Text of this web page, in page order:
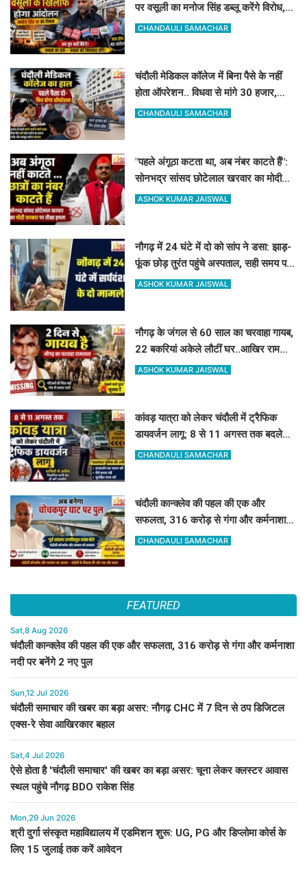
पर वसूली का मनोज सिंह डब्लू करेंगे विरोध,
सोमवार को देंगे धरना
CHANDAULI SAMACHAR
चंदौली मेडिकल कॉलेज में बिना पैसे के नहीं
होता ऑपरेशन.. विधवा से मांगे 30 हजार,
DM-प्रिंसिपल-पूर्व विधायक की पैरवी फेल
CHANDAULI SAMACHAR
"पहले अंगूठा कटता था, अब नंबर काटते हैं":
सोनभद्र सांसद छोटेलाल खरवार का मोदी
सरकार पर तीखा हमला
ASHOK KUMAR JAISWAL
नौगढ़ में 24 घंटे में दो को सांप ने डसा: झाड़-
फूंक छोड़ तुरंत पहुंचे अस्पताल, सही समय पर
इलाज से बच गयी जान
ASHOK KUMAR JAISWAL
नौगढ़ के जंगल से 60 साल का चरवाहा गायब,
22 बकरियां अकेले लौटीं घर..आखिर रामलाल
कहां गए?
ASHOK KUMAR JAISWAL
कांवड़ यात्रा को लेकर चंदौली में ट्रैफिक
डायवर्जन लागू: 8 से 11 अगस्त तक बदले
रहेंगे ये रास्ते, देखें पूरी लिस्ट
CHANDAULI SAMACHAR
चंदौली कान्क्लेव की पहल की एक और
सफलता, 316 करोड़ से गंगा और कर्मनाशा
नदी पर बनेंगे 2 नए पुल
CHANDAULI SAMACHAR
FEATURED
Sat,8 Aug 2026
चंदौली कान्क्लेव की पहल की एक और सफलता, 316 करोड़ से गंगा और कर्मनाशा
नदी पर बनेंगे 2 नए पुल
Sun,12 Jul 2026
चंदौली समाचार की खबर का बड़ा असर: नौगढ़ CHC में 7 दिन से ठप डिजिटल
एक्स-रे सेवा आखिरकार बहाल
Sat,4 Jul 2026
ऐसे होता है 'चंदौली समाचार' की खबर का बड़ा असर: चूना लेकर क्लस्टर आवास
स्थल पहुंचे नौगढ़ BDO राकेश सिंह
Mon,29 Jun 2026
श्री दुर्गा संस्कृत महाविद्यालय में एडमिशन शुरू: UG, PG और डिप्लोमा कोर्स के
लिए 15 जुलाई तक करें आवेदन